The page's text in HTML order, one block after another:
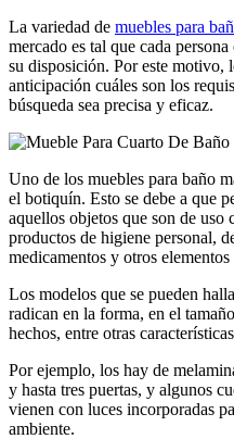
La variedad de muebles para
mercado es tal que cada
su disposición. Por este motivo,
anticipación cuáles son los
búsqueda sea precisa y eficaz.
Uno de los muebles para baño
el botiquín. Esto se debe a que
aquellos objetos que son de uso
productos de higiene personal,
medicamentos y otros
Los modelos que se pueden
radican en la forma, en el
hechos, entre otras
Por ejemplo, los hay de
y hasta tres puertas, y algunos
vienen con luces incorporadas
ambiente.